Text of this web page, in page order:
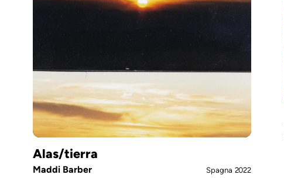
Alas/tierra
Maddi Barber Spagna 2022